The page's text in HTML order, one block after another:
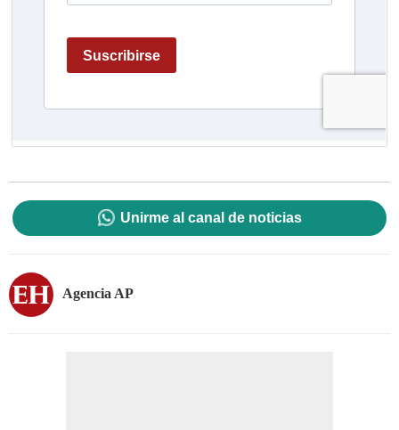
Unirme al canal de noticias
Agencia AP